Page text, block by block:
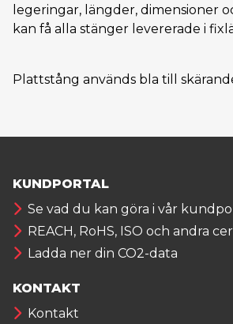
legeringar, längder, dimensioner
kan få alla stänger levererade i
Plattstång används bla till
KUNDPORTAL
Se vad du kan göra i vår
REACH, RoHS, ISO och andra
Ladda ner din CO2-data
KONTAKT
Kontakt